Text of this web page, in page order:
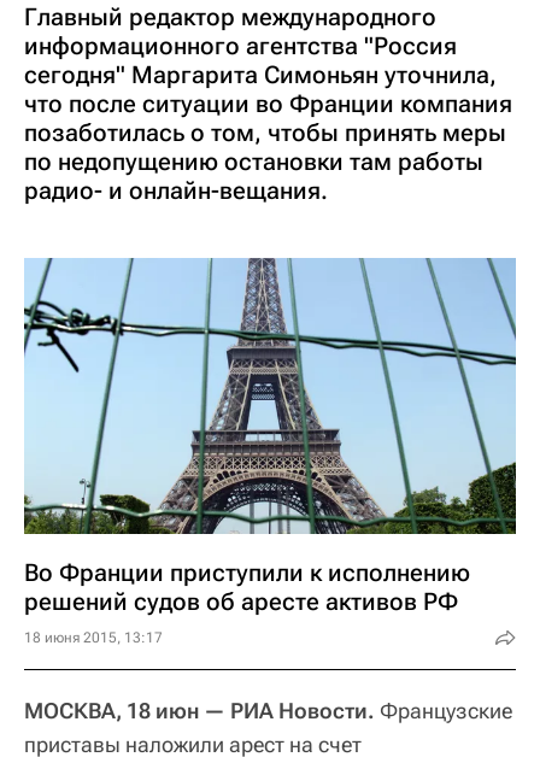
Главный редактор международного
информационного агентства "Россия
сегодня" Маргарита Симоньян уточнила,
что после ситуации во Франции компания
позаботилась о том, чтобы принять меры
по недопущению остановки там работы
радио- и онлайн-вещания.
Во Франции приступили к исполнению
решений судов об аресте активов РФ
18 июня 2015, 13:17
МОСКВА, 18 июн — РИА Новости. Французские
приставы наложили арест на счет